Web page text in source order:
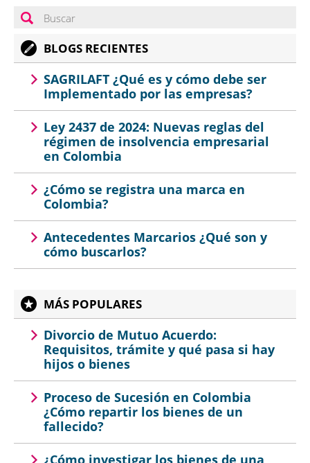
BLOGS RECIENTES
SAGRILAFT ¿Qué es y cómo debe ser
Implementado por las empresas?
Ley 2437 de 2024: Nuevas reglas del
régimen de insolvencia empresarial
en Colombia
¿Cómo se registra una marca en
Colombia?
Antecedentes Marcarios ¿Qué son y
cómo buscarlos?
MÁS POPULARES
Divorcio de Mutuo Acuerdo:
Requisitos, trámite y qué pasa si hay
hijos o bienes
Proceso de Sucesión en Colombia
¿Cómo repartir los bienes de un
fallecido?